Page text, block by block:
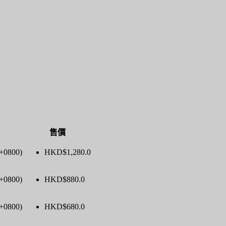
售價
HKD$1,280.0
HKD$880.0
HKD$680.0